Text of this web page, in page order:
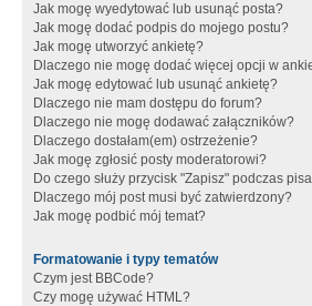
Jak mogę wyedytować lub usunąć posta?
Jak mogę dodać podpis do mojego postu?
Jak mogę utworzyć ankietę?
Dlaczego nie mogę dodać więcej opcji w
Jak mogę edytować lub usunąć ankietę?
Dlaczego nie mam dostępu do forum?
Dlaczego nie mogę dodawać załączników?
Dlaczego dostałam(em) ostrzeżenie?
Jak mogę zgłosić posty moderatorowi?
Do czego służy przycisk "Zapisz" podczas
Dlaczego mój post musi być zatwierdzony?
Jak mogę podbić mój temat?
Formatowanie i typy tematów
Czym jest BBCode?
Czy mogę używać HTML?